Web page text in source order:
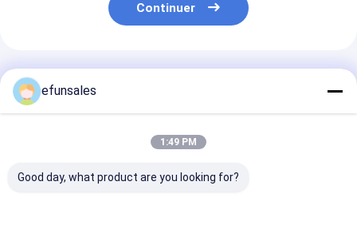
Continuer
Produits Recommandés
efunsales
1:49 PM
Good day, what product are you looking for?